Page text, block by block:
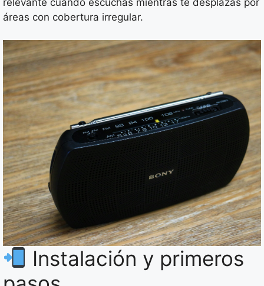
relevante cuando escuchas mientras te desplazas por
áreas con cobertura irregular.
Instalación y primeros